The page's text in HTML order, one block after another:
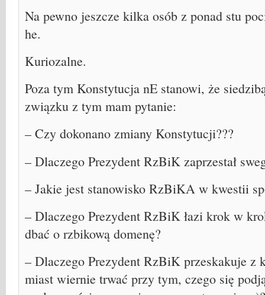
Na pewno jeszcze kilka osób z ponad stu
he.
Kuriozalne.
Poza tym Konstytucja nE stanowi, że
związku z tym mam pytanie:
– Czy dokonano zmiany Konstytucji???
– Dlaczego Prezydent RzBiK zaprzestał
– Jakie jest stanowisko RzBiKA w kwestii
– Dlaczego Prezydent RzBiK łazi krok w
dbać o rzbikową domenę?
– Dlaczego Prezydent RzBiK przeskakuje z
miast wiernie trwać przy tym, czego się